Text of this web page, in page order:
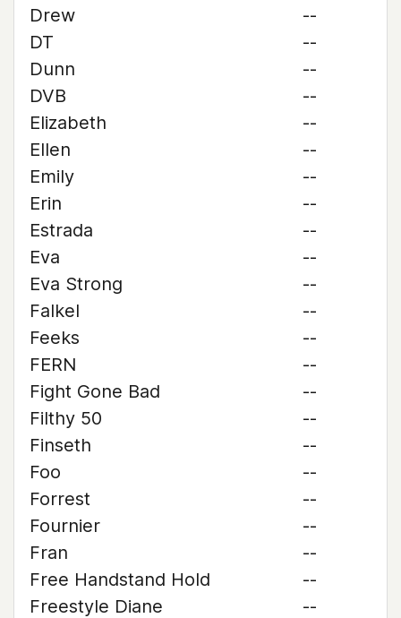
Drew
--
DT
--
Dunn
--
DVB
--
Elizabeth
--
Ellen
--
Emily
--
Erin
--
Estrada
--
Eva
--
Eva Strong
--
Falkel
--
Feeks
--
FERN
--
Fight Gone Bad
--
Filthy 50
--
Finseth
--
Foo
--
Forrest
--
Fournier
--
Fran
--
Free Handstand Hold
--
Freestyle Diane
--